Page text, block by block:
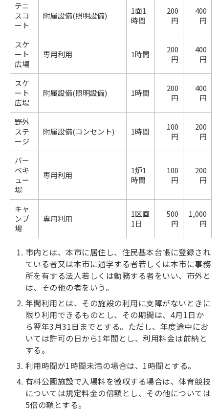
テニ
スコ
ート
附属設備(照明設備)
1面1
時間
200
円
400
円
スケ
ート
広場
専用利用 1時間
200
円
400
円
スケ
ート
広場
附属設備(照明設備) 1時間
200
円
400
円
野外
ステ
ージ
附属設備(コンセント) 1時間
100
円
200
円
バー
ベキ
ュー
場
専用利用
1炉1
時間
100
円
200
円
キャ
ンプ
場
専用利用
1区画
1日
500
円
1,000
円
市内とは、本市に居住し、住民基本台帳に登録され
ている者又は本市に通学する者若しくは本市に事務
所を有する法人若しくは勤務する者をいい、市外と
は、その他の者をいう。
年間利用とは、その施設の利用に支障がないときに
限り利用できるものとし、その期間は、4月1日か
ら翌年3月31日までとする。ただし、年度途中にお
いては許可の日から1年間とし、利用料金は前納と
する。
利用時間が1時間未満の場合は、1時間とする。
有料公園施設で入場料を徴収する場合は、体育競技
については規定料金の倍額とし、その他については
5倍の額とする。